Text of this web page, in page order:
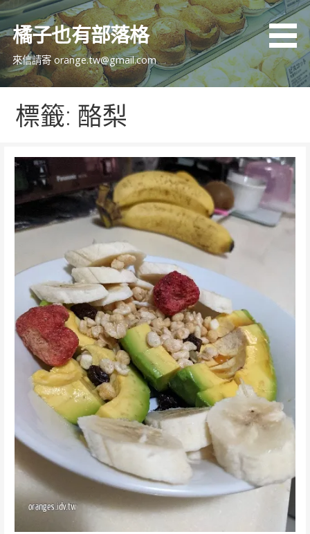
跳
主
內
橘子也有部落格
來信請寄 orange.tw@gmail.com
標籤: 酪梨